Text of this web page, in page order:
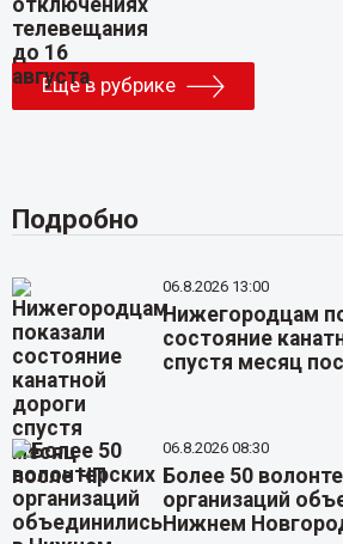
Еще в рубрике
Подробно
06.8.2026 13:00
Нижегородцам
состояние
спустя месяц
06.8.2026 08:30
Более 50
организаций
Нижнем